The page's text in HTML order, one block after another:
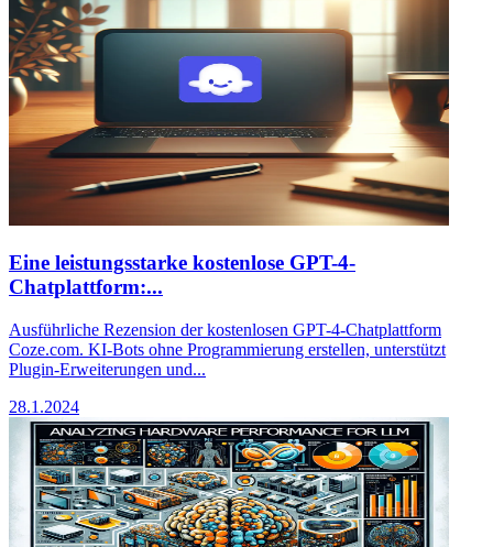
Eine leistungsstarke kostenlose GPT-4-
Chatplattform:...
Ausführliche Rezension der kostenlosen GPT-4-Chatplattform
Coze.com. KI-Bots ohne Programmierung erstellen, unterstützt
Plugin-Erweiterungen und...
28.1.2024